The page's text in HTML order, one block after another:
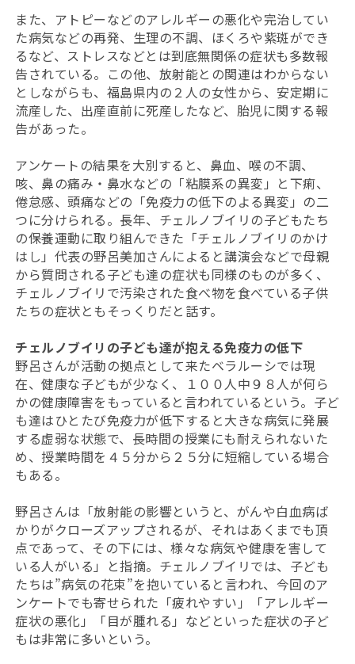
また、アトピーなどのアレルギーの悪化や完治してい
た病気などの再発、生理の不調、ほくろや紫斑ができ
るなど、ストレスなどとは到底無関係の症状も多数報
告されている。この他、放射能との関連はわからない
としながらも、福島県内の２人の女性から、安定期に
流産した、出産直前に死産したなど、胎児に関する報
告があった。
アンケートの結果を大別すると、鼻血、喉の不調、
咳、鼻の痛み・鼻水などの「粘膜系の異変」と下痢、
倦怠感、頭痛などの「免疫力の低下のよる異変」の二
つに分けられる。長年、チェルノブイリの子どもたち
の保養運動に取り組んできた「チェルノブイリのかけ
はし」代表の野呂美加さんによると講演会などで母親
から質問される子ども達の症状も同様のものが多く、
チェルノブイリで汚染された食べ物を食べている子供
たちの症状ともそっくりだと話す。
チェルノブイリの子ども達が抱える免疫力の低下
野呂さんが活動の拠点として来たベラルーシでは現
在、健康な子どもが少なく、１００人中９８人が何ら
かの健康障害をもっていると言われているという。子ど
も達はひとたび免疫力が低下すると大きな病気に発展
する虚弱な状態で、長時間の授業にも耐えられないた
め、授業時間を４５分から２５分に短縮している場合
もある。
野呂さんは「放射能の影響というと、がんや白血病ば
かりがクローズアップされるが、それはあくまでも頂
点であって、その下には、様々な病気や健康を害して
いる人がいる」と指摘。チェルノブイリでは、子ども
たちは”病気の花束”を抱いていると言われ、今回のア
ンケートでも寄せられた「疲れやすい」「アレルギー
症状の悪化」「目が腫れる」などといった症状の子ど
もは非常に多いという。